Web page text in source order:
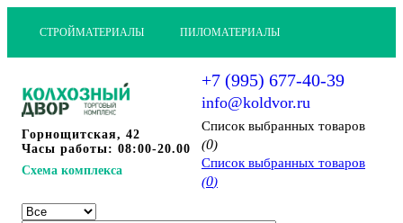
СТРОЙМАТЕРИАЛЫ ПИЛОМАТЕРИАЛЫ
Горнощитская, 42
Часы работы: 08:00-20.00
Схема комплекса
+7 (995) 677-40-39
info@koldvor.ru
Cписок выбранных товаров
(0)
Cписок выбранных товаров
(0)